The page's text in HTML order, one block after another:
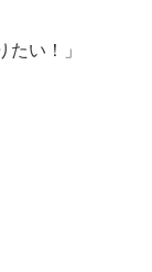
たい！」